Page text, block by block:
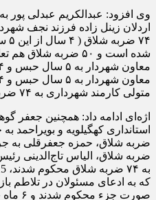
وی افزود: عبدالکریم عبدلی
شده است و ۵۰ ضربه
متولی کارمند شهرداری به ۷۴ ضربه شلاق محکوم شده‌اند.
اژه‌ای ادامه داد: همچنین جعفر
ضربه شلاق، الیاس تاج‌الدینی
که به ادعای مسئولان در تلاطم
صورت جزء محکوم شدند و ۶ ماه حبس داشتند.